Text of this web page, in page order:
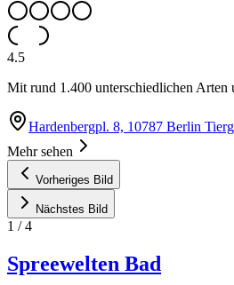
4.5
Mit rund 1.400 unterschiedlichen
Hardenbergpl. 8, 10787 Berlin
Mehr sehen
Vorheriges Bild
Nächstes Bild
1 /4
Spreewelten Bad